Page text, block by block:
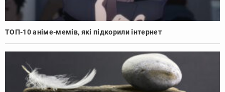
ТОП-10 аніме-мемів, які підкорили інтернет